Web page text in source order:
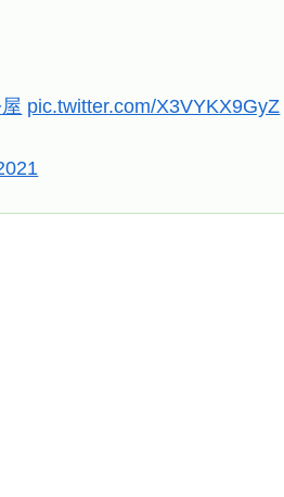
pic.twitter.com/X3VYKX9GyZ